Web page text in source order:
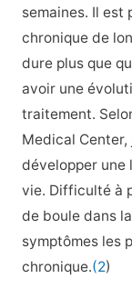
semaines. Il est
chronique de
dure plus que
avoir une
traitement.
Medical Center,
développer une
vie. Difficulté à
de boule dans
symptômes les
chronique.(2)